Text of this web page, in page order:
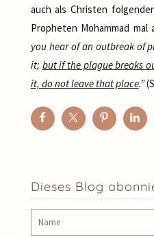
auch als Christen
Propheten Mohammad
you hear of an outbreak of
it; but if the plague breaks
it, do not leave that place.”
Dieses Blog